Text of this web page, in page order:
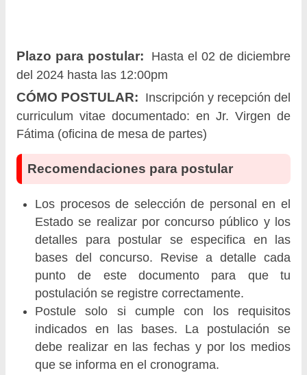
Plazo para postular:
Hasta el 02 de diciembre
del 2024 hasta las 12:00pm
CÓMO POSTULAR: Inscripción y recepción del
curriculum vitae documentado: en Jr. Virgen de
Fátima (oficina de mesa de partes)
Recomendaciones para postular
Los procesos de selección de personal en el
Estado se realizar por concurso público y los
detalles para postular se especifica en las
bases del concurso. Revise a detalle cada
punto de este documento para que tu
postulación se registre correctamente.
Postule solo si cumple con los requisitos
indicados en las bases. La postulación se
debe realizar en las fechas y por los medios
que se informa en el cronograma.